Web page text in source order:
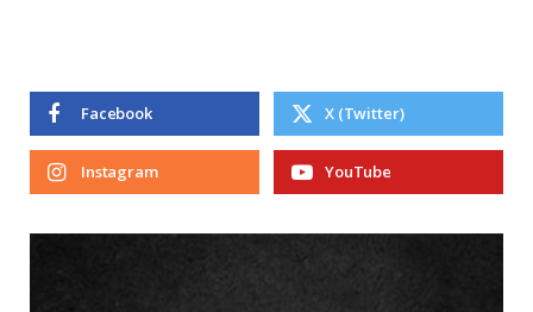
Facebook X (Twitter)
Instagram YouTube